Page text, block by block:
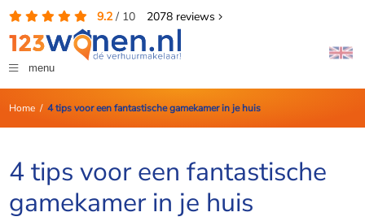
9.2/ 10 2078reviews
menu
Home/ 4 tips voor een fantastische gamekamer in je huis
4 tips voor een fantastische
gamekamer in je huis